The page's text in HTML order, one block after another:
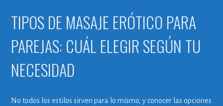
TIPOS DE MASAJE ERÓTICO PARA
PAREJAS: CUÁL ELEGIR SEGÚN TU
NECESIDAD
No todos los estilos sirven para lo mismo, y conocer las opciones